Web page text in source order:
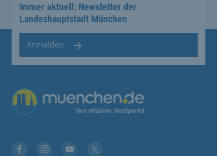
Immer aktuell: Newsletter der
Landeshauptstadt München
Anmelden
Übergreifende Links